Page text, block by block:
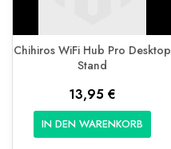
Chihiros WiFi Hub Pro Desktop
Stand
13,95 €
IN DEN WARENKORB